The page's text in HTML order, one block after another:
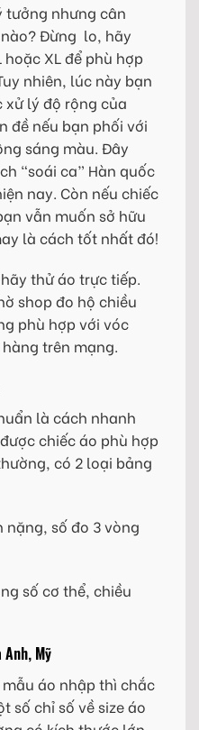
tưởng nhưng cân
Đừng lo, hãy
XL để phù hợp
nhiên, lúc này bạn
xử lý độ rộng của
đề nếu bạn phối với
sáng màu. Đây
“soái ca” Hàn quốc
nay. Còn nếu chiếc
vẫn muốn sở hữu
là cách tốt nhất đó!
thử áo trực tiếp.
shop đo hộ chiều
phù hợp với vóc
trên mạng.
là cách nhanh
chiếc áo phù hợp
có 2 loại bảng
nặng, số đo 3 vòng
số cơ thể, chiều
Mỹ
áo nhập thì chắc
số chỉ số về size áo